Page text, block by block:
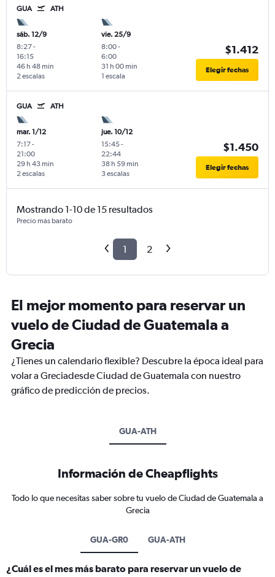
GUA ATH
sáb. 12/9
8:27-
16:15
2 escalas
46 h 48 min
vie. 25/9
8:00-
6:00
1 escala
31 h 00 min
$1.412
Elegir fechas
GUA ATH
mar. 1/12
7:17-
21:00
2 escalas
29 h 43 min
jue. 10/12
15:45-
22:44
3 escalas
38 h 59 min
$1.450
Elegir fechas
Mostrando 1-10 de 15 resultados
Precio más barato
1 2
El mejor momento para reservar un
vuelo de Ciudad de Guatemala a
Grecia
¿Tienes un calendario flexible? Descubre la época ideal para
volar a Greciadesde Ciudad de Guatemala con nuestro
gráfico de predicción de precios.
GUA-ATH
Información de Cheapflights
Todo lo que necesitas saber sobre tu vuelo de Ciudad de Guatemala a
Grecia
GUA-GR0 GUA-ATH
¿Cuál es el mes más barato para reservar un vuelo de